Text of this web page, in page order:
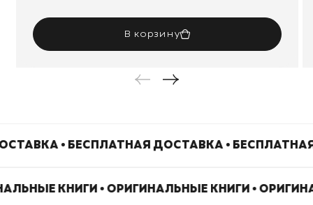
В корзину
• БЕСПЛАТНАЯ ДОСТАВКА •
КНИГИ • ОРИГИНАЛЬНЫЕ КНИГИ •